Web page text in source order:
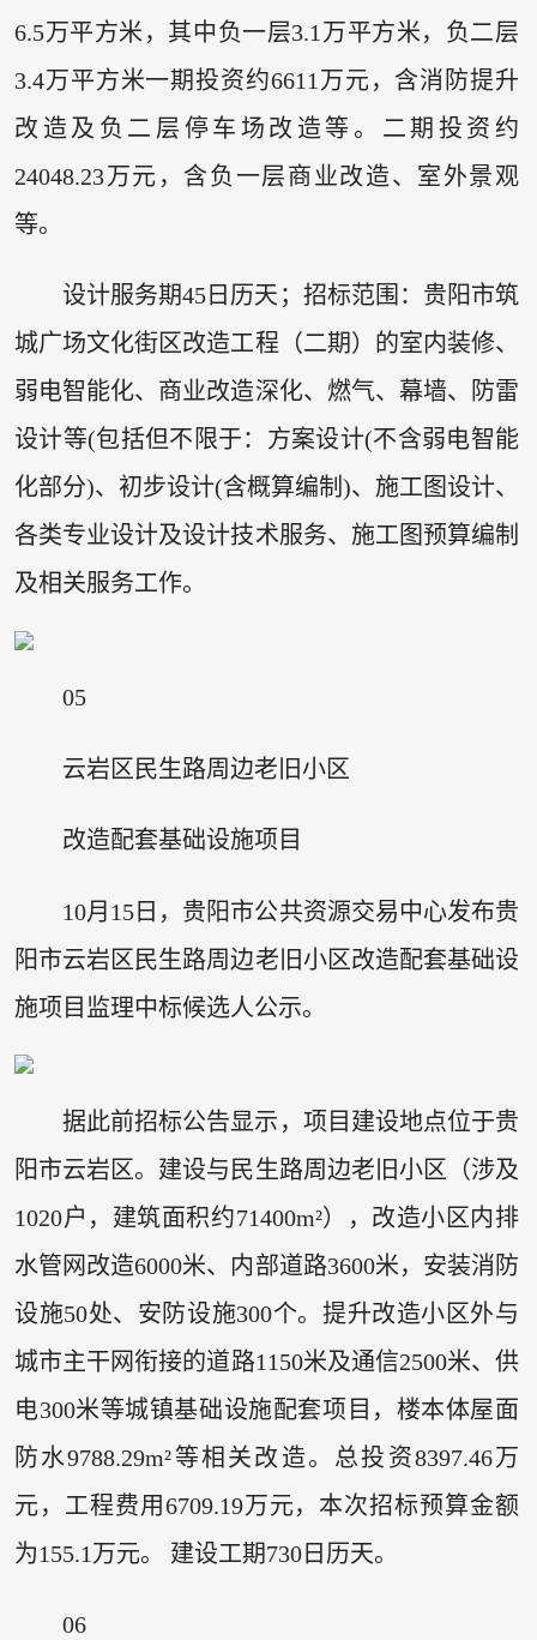
6.5万平方米，其中负一层3.1万平方米，负二层
3.4万平方米一期投资约6611万元，含消防提升
改造及负二层停车场改造等。二期投资约
24048.23万元，含负一层商业改造、室外景观
等。
设计服务期45日历天；招标范围：贵阳市筑
城广场文化街区改造工程（二期）的室内装修、
弱电智能化、商业改造深化、燃气、幕墙、防雷
设计等(包括但不限于：方案设计(不含弱电智能
化部分)、初步设计(含概算编制)、施工图设计、
各类专业设计及设计技术服务、施工图预算编制
及相关服务工作。
05
云岩区民生路周边老旧小区
改造配套基础设施项目
10月15日，贵阳市公共资源交易中心发布贵
阳市云岩区民生路周边老旧小区改造配套基础设
施项目监理中标候选人公示。
据此前招标公告显示，项目建设地点位于贵
阳市云岩区。建设与民生路周边老旧小区（涉及
1020户，建筑面积约71400m²），改造小区内排
水管网改造6000米、内部道路3600米，安装消防
设施50处、安防设施300个。提升改造小区外与
城市主干网衔接的道路1150米及通信2500米、供
电300米等城镇基础设施配套项目，楼本体屋面
防水9788.29m²等相关改造。总投资8397.46万
元，工程费用6709.19万元，本次招标预算金额
为155.1万元。 建设工期730日历天。
06